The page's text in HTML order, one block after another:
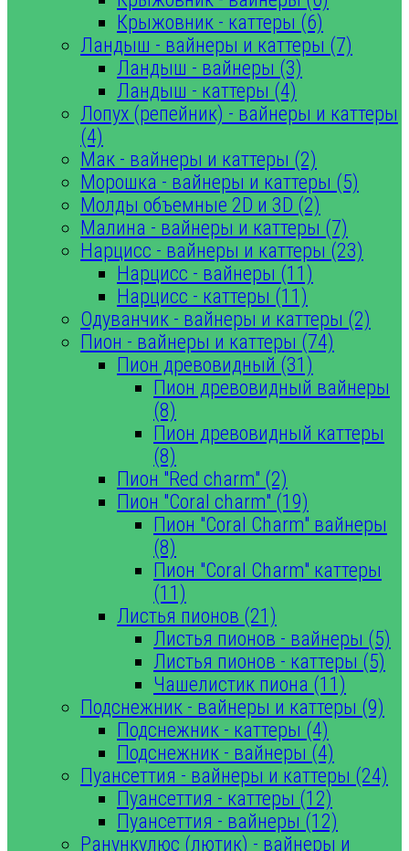
Крыжовник - каттеры (6)
Ландыш - вайнеры и каттеры (7)
Ландыш - вайнеры (3)
Ландыш - каттеры (4)
Лопух (репейник) - вайнеры и каттеры
(4)
Мак - вайнеры и каттеры (2)
Морошка - вайнеры и каттеры (5)
Молды объемные 2D и 3D (2)
Малина - вайнеры и каттеры (7)
Нарцисс - вайнеры и каттеры (23)
Нарцисс - вайнеры (11)
Нарцисс - каттеры (11)
Одуванчик - вайнеры и каттеры (2)
Пион - вайнеры и каттеры (74)
Пион древовидный (31)
Пион древовидный вайнеры
(8)
Пион древовидный каттеры
(8)
Пион "Red charm" (2)
Пион "Coral charm" (19)
Пион "Coral Charm" вайнеры
(8)
Пион "Coral Charm" каттеры
(11)
Листья пионов (21)
Листья пионов - вайнеры (5)
Листья пионов - каттеры (5)
Чашелистик пиона (11)
Подснежник - вайнеры и каттеры (9)
Подснежник - каттеры (4)
Подснежник - вайнеры (4)
Пуансеттия - вайнеры и каттеры (24)
Пуансеттия - каттеры (12)
Пуансеттия - вайнеры (12)
Ранункулюс (лютик) - вайнеры и